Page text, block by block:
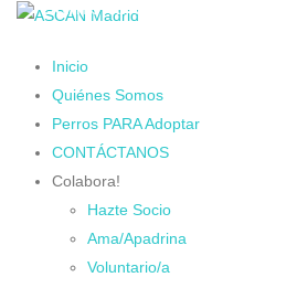
Inicio
Quiénes Somos
Perros PARA Adoptar
CONTÁCTANOS
Colabora!
Hazte Socio
Ama/Apadrina
Voluntario/a
Cambiando Conciencias